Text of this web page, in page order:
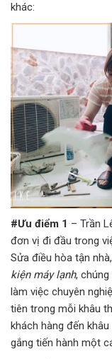
khác:
#Ưu điểm 1 – Trần
đơn vị đi đầu trong
Sửa điều hòa tận
kiện máy lạnh,
làm việc chuyên
tiên trong mỗi khâu
khách hàng đến
gắng tiến hành một